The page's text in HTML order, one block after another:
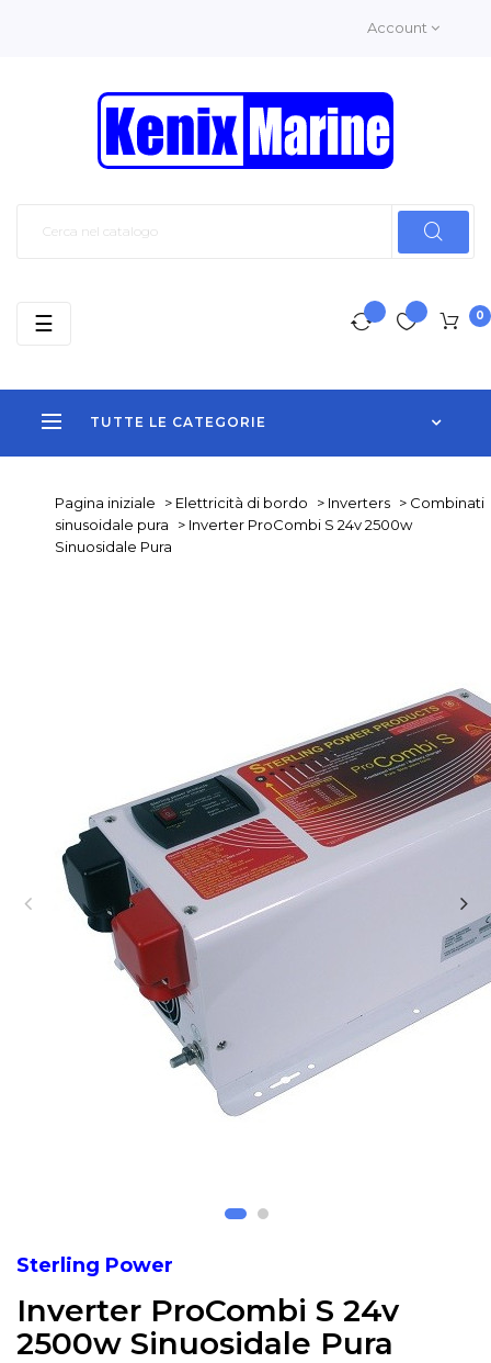
Account
0
TUTTE LE CATEGORIE
navigazione
☰
Pagina iniziale > Elettricità di bordo > Inverters > Combinati
sinusoidale pura
> Inverter ProCombi S 24v 2500w
Sinuosidale Pura
Sterling Power
Inverter ProCombi S 24v
2500w Sinuosidale Pura